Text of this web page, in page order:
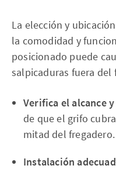
La elección y
la comodidad y
posicionado puede
salpicaduras fuera del
Verifica el alcance
de que el grifo
mitad del fregadero.
Instalación